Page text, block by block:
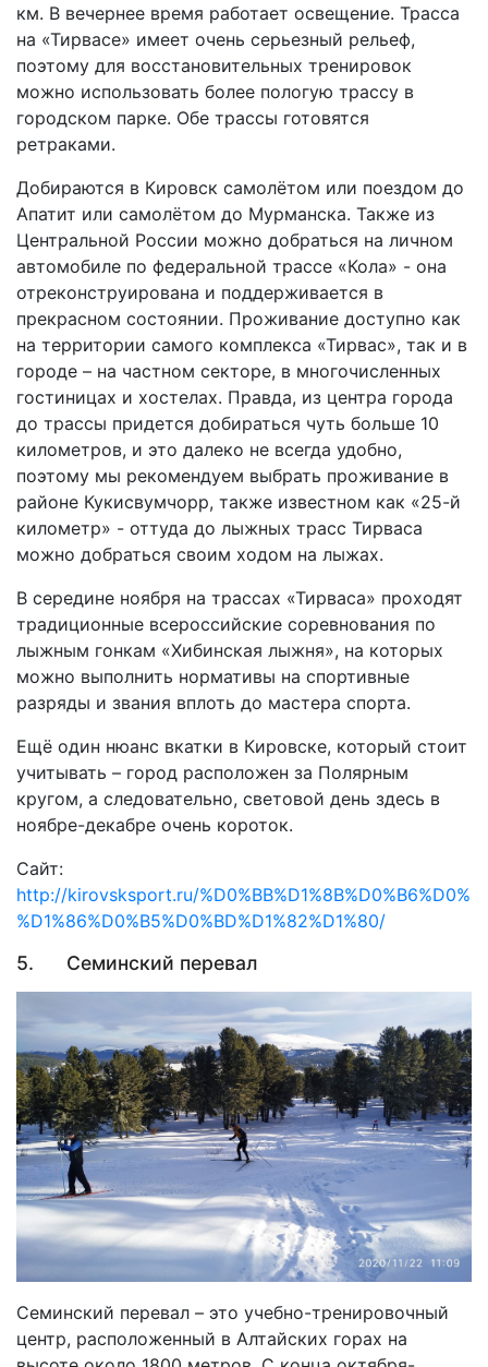
км. В вечернее время работает освещение. Трасса
на «Тирвасе» имеет очень серьезный рельеф,
поэтому для восстановительных тренировок
можно использовать более пологую трассу в
городском парке. Обе трассы готовятся
ретраками.
Добираются в Кировск самолётом или поездом до
Апатит или самолётом до Мурманска. Также из
Центральной России можно добраться на личном
автомобиле по федеральной трассе «Кола» - она
отреконструирована и поддерживается в
прекрасном состоянии. Проживание доступно как
на территории самого комплекса «Тирвас», так и в
городе – на частном секторе, в многочисленных
гостиницах и хостелах. Правда, из центра города
до трассы придется добираться чуть больше 10
километров, и это далеко не всегда удобно,
поэтому мы рекомендуем выбрать проживание в
районе Кукисвумчорр, также известном как «25-й
километр» - оттуда до лыжных трасс Тирваса
можно добраться своим ходом на лыжах.
В середине ноября на трассах «Тирваса» проходят
традиционные всероссийские соревнования по
лыжным гонкам «Хибинская лыжня», на которых
можно выполнить нормативы на спортивные
разряды и звания вплоть до мастера спорта.
Ещё один нюанс вкатки в Кировске, который стоит
учитывать – город расположен за Полярным
кругом, а следовательно, световой день здесь в
ноябре-декабре очень короток.
Сайт:
http://kirovsksport.ru/
%D1%86%D0%B5%D0%BD%D1%82%D1%80/
5. Семинский перевал
Семинский перевал – это учебно-тренировочный
центр, расположенный в Алтайских горах на